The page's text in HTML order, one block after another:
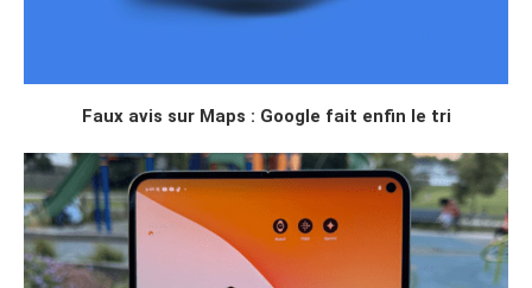
Faux avis sur Maps : Google fait enfin le tri